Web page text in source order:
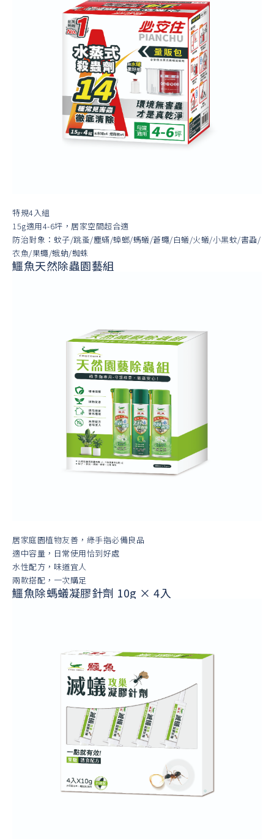
特規4入組
15g適用4-6坪，居家空間超合適
防治對象：蚊子/跳蚤/塵蟎/蟑螂/螞蟻/蒼蠅/白蟻/火蟻/小黑蚊/書蝨/
衣魚/果蠅/蛾蚋/蜘蛛
鱷魚天然除蟲園藝組
居家庭園植物友善，綠手指必備良品
適中容量，日常使用恰到好處
水性配方，味道宜人
兩款搭配，一次購足
鱷魚除螞蟻凝膠針劑 10g × 4入